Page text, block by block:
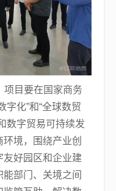
项目要在国家商务
字化”和“全球数贸
数字贸易可持续发
境，围绕产业创
好园区和企业建
部门、关境之间